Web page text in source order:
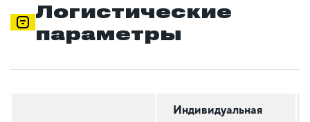
Логистические
параметры
Индивидуальная